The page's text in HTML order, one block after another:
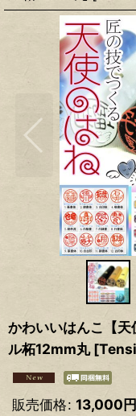
かわいいはんこ【
ル柘12mm丸 [
販売価格: 13,000円